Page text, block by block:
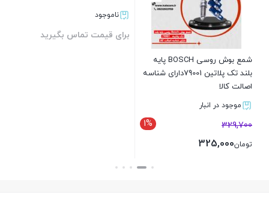
شمع بوش روسی BOSCH پایه
بلند تک پلاتین 79001دارای شناسه
اصالت کالا
موجود در انبار
1% 329,700
تومان325,000